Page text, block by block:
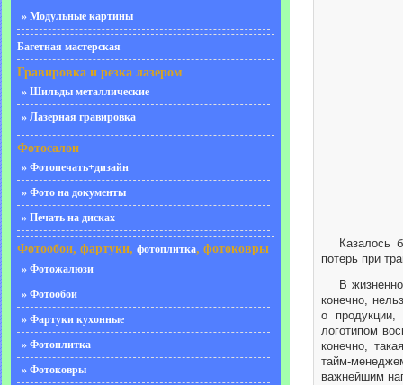
» Модульные картины
Багетная мастерская
Гравировка и резка лазером
» Шильды металлические
» Лазерная гравировка
Фотосалон
» Фотопечать+дизайн
» Фото на документы
» Печать на дисках
Фотообои, фартуки, фотоплитка, фотоковры
» Фотожалюзи
» Фотообои
» Фартуки кухонные
» Фотоплитка
» Фотоковры
Казалось
потерь при
В
конечно,
о продукции,
логотипом
конечно,
тайм-
важнейшим